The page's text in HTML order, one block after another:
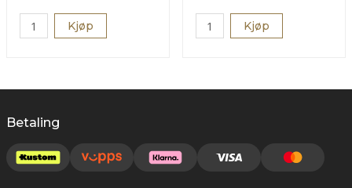
Kjøp Kjøp
Betaling